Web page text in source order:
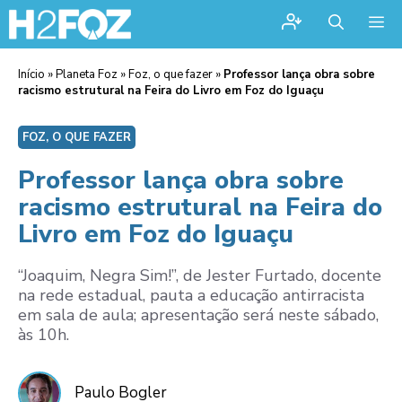
Início »Planeta Foz »Foz, o que fazer » Professor lança obra sobre
racismo estrutural na Feira do Livro em Foz do Iguaçu
FOZ, O QUE FAZER
Professor lança obra sobre
racismo estrutural na Feira do
Livro em Foz do Iguaçu
“Joaquim, Negra Sim!”, de Jester Furtado, docente
na rede estadual, pauta a educação antirracista
em sala de aula; apresentação será neste sábado,
às 10h.
Paulo Bogler